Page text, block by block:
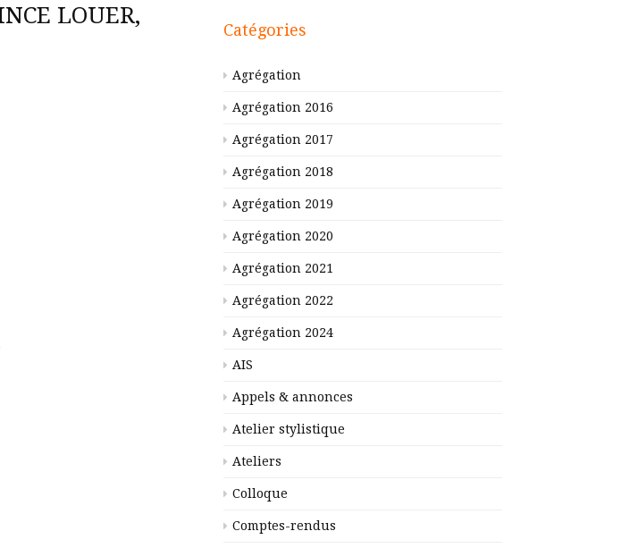
LOUER,
Catégories
Agrégation
Agrégation 2016
Agrégation 2017
Agrégation 2018
Agrégation 2019
Agrégation 2020
Agrégation 2021
Agrégation 2022
Agrégation 2024
AIS
Appels & annonces
Atelier stylistique
Ateliers
Colloque
Comptes-rendus